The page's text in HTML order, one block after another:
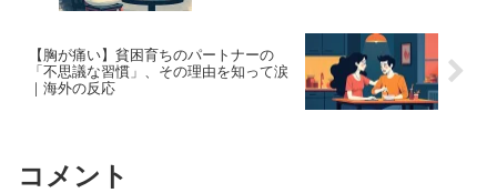
【胸が痛い】貧困育ちのパートナーの
「不思議な習慣」、その理由を知って涙
｜海外の反応
コメント